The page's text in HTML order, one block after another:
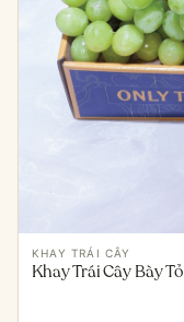
KHAY TRÁI CÂY
Khay Trái Cây Bày Tỏ